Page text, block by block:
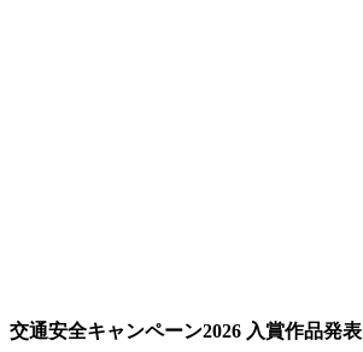
交通安全キャンペーン2026 入賞作品発表